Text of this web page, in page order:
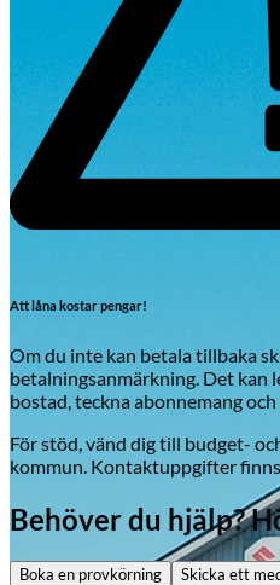
Att låna kostar pengar!
Om du inte kan betala tillbaka
betalningsanmärkning. Det kan
bostad, teckna abonnemang och
För stöd, vänd dig till budget-
kommun. Kontaktuppgifter
Behöver du hjälp?
Boka en provkörning Skicka ett